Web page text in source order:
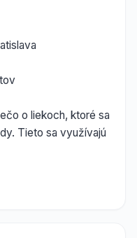
o liekoch, ktoré sa
Tieto sa využívajú